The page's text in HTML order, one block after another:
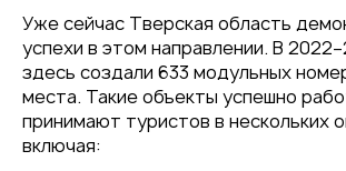
Уже сейчас Тверская область
успехи в этом направлении. В
здесь создали 633 модульных
места. Такие объекты успешно
принимают туристов в нескольких
включая: